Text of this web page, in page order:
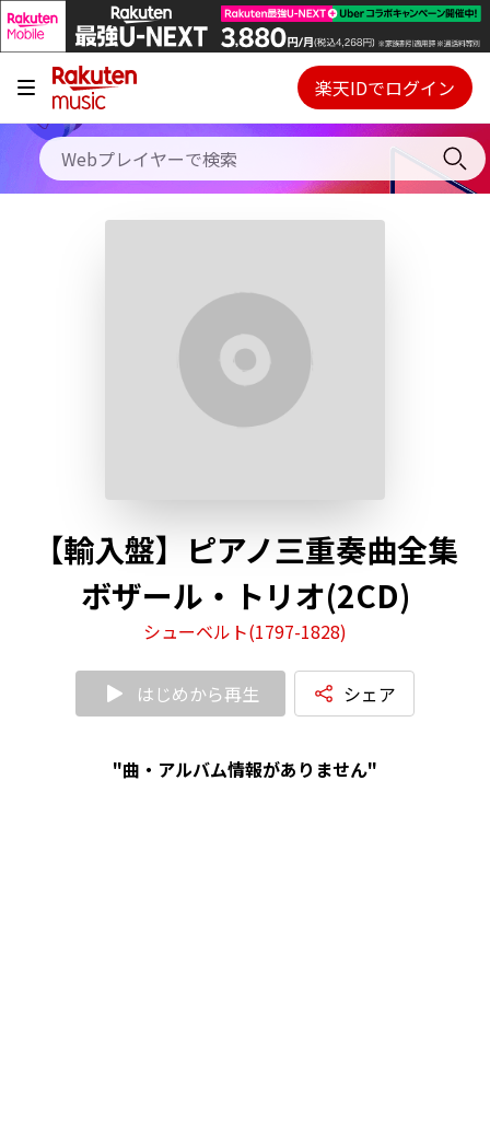
キャンペーン
料金プラン
使い方
Webプレイヤー
ご契約内容の確認・変更
楽天IDでログイン
【輸入盤】ピアノ三重奏曲全集
ボザール・トリオ(2CD)
シューベルト(1797-1828)
はじめから再生 シェア
"曲・アルバム情報がありません"